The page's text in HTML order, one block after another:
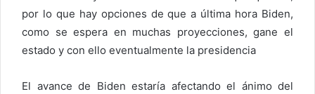
por lo que hay opciones de que a última hora Biden,
como se espera en muchas proyecciones, gane el
estado y con ello eventualmente la presidencia
El avance de Biden estaría afectando el ánimo del